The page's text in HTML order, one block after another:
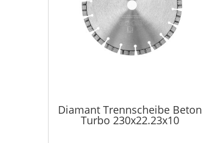
Diamant Trennscheibe Beton
Turbo 230x22.23x10